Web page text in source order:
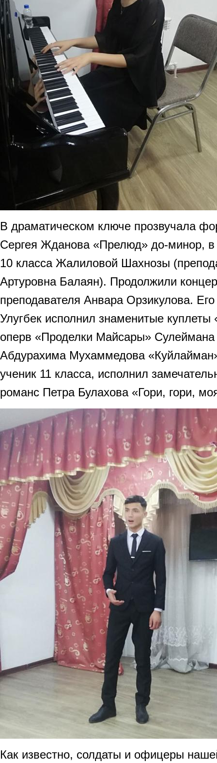
В драматическом ключе прозвучала
Сергея Жданова «Прелюд» до-минор, в
10 класса Жалиловой Шахнозы
Артуровна Балаян). Продолжили
преподавателя Анвара Орзикулова.
Улугбек исполнил знаменитые
оперв «Проделки Майсары»
Абдурахима Мухаммедова
ученик 11 класса, исполнил
романс Петра Булахова «Гори, гори,
Как известно, солдаты и офицеры